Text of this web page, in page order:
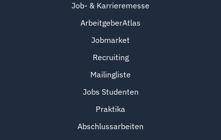
Job- & Karrieremesse
ArbeitgeberAtlas
Jobmarket
Recruiting
Mailingliste
Jobs Studenten
Praktika
Abschlussarbeiten